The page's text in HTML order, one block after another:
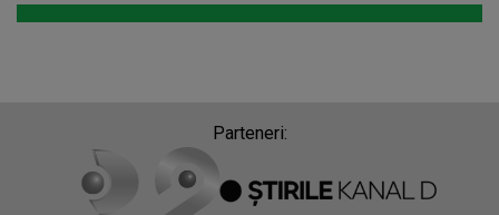
Parteneri: